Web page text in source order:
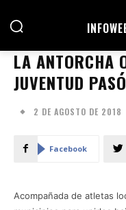
LA ANTORCHA
JUVENTUD
2 DE AGOSTO DE 2018
Facebook
Acompañada de atletas